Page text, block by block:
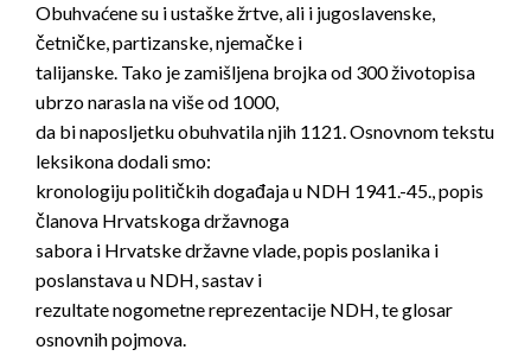
Obuhvaćene su i ustaške žrtve, ali i jugoslavenske,
četničke, partizanske, njemačke i
talijanske. Tako je zamišljena brojka od 300 životopisa
ubrzo narasla na više od 1000,
da bi naposljetku obuhvatila njih 1121. Osnovnom tekstu
leksikona dodali smo:
kronologiju političkih događaja u NDH 1941.-45., popis
članova Hrvatskoga državnoga
sabora i Hrvatske državne vlade, popis poslanika i
poslanstava u NDH, sastav i
rezultate nogometne reprezentacije NDH, te glosar
osnovnih pojmova.